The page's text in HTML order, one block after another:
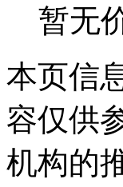
暂无
本页信
容仅供
机构的